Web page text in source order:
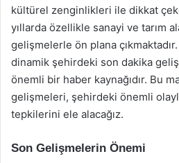
kültürel zenginlikleri ile dikkat
yıllarda özellikle sanayi ve tarım
gelişmelerle ön plana
dinamik şehirdeki son dakika
önemli bir haber kaynağıdır. Bu
gelişmeleri, şehirdeki önemli
tepkilerini ele alacağız.
Son Gelişmelerin Önemi